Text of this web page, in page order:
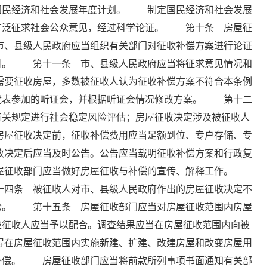
民经济和社会发展年度计划。 制定国民经济和社会发展
泛征求社会公众意见，经过科学论证。 第十条 房屋征
级人民政府应当组织有关部门对征收补偿方案进行论证
。 第十一条 市、县级人民政府应当将征求意见情况和
收房屋，多数被征收人认为征收补偿方案不符合本条例
表参加的听证会，并根据听证会情况修改方案。 第十二
定进行社会稳定风险评估；房屋征收决定涉及被征收人
收决定前，征收补偿费用应当足额到位、专户存储、专
后应当及时公告。公告应当载明征收补偿方案和行政复
收部门应当做好房屋征收与补偿的宣传、解释工作。
条 被征收人对市、县级人民政府作出的房屋征收决定不
。 第十五条 房屋征收部门应当对房屋征收范围内房屋
收人应当予以配合。调查结果应当在房屋征收范围内向被
屋征收范围内实施新建、扩建、改建房屋和改变房屋用
偿。 房屋征收部门应当将前款所列事项书面通知有关部